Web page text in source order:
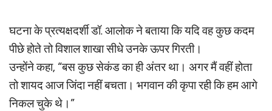
घटना के प्रत्यक्षदर्शी डॉ. आलोक ने बताया कि यदि वह कुछ कदम
पीछे होते तो विशाल शाखा सीधे उनके ऊपर गिरती।
उन्होंने कहा, “बस कुछ सेकंड का ही अंतर था। अगर मैं वहीं होता
तो शायद आज जिंदा नहीं बचता। भगवान की कृपा रही कि हम आगे
निकल चुके थे।”